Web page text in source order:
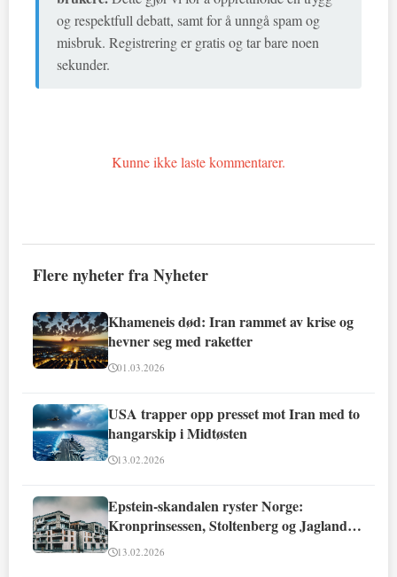
og respektfull debatt, samt for å unngå spam og
misbruk. Registrering er gratis og tar bare noen
sekunder.
Kunne ikke laste kommentarer.
Flere nyheter fra Nyheter
Khameneis død: Iran rammet av krise og
hevner seg med raketter
01.03.2026
USA trapper opp presset mot Iran med to
hangarskip i Midtøsten
13.02.2026
Epstein-skandalen ryster Norge:
Kronprinsessen, Stoltenberg og Jagland
involvert
13.02.2026